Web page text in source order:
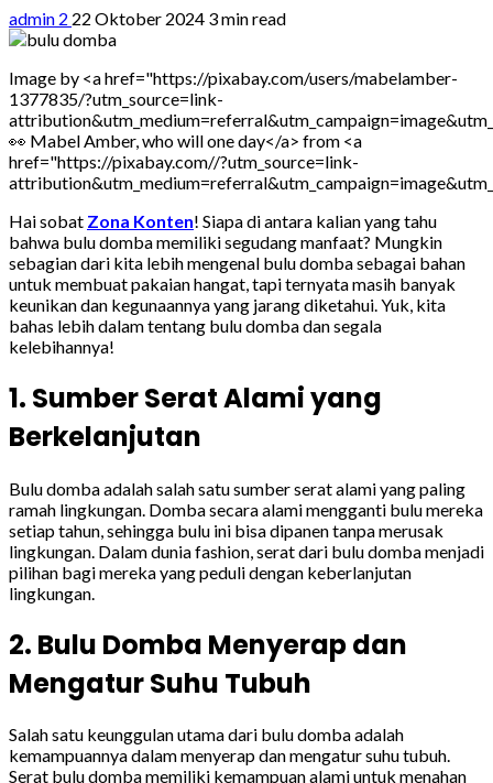
admin 2 22 Oktober 2024 3 min read
Image by <a href="https://pixabay.com/users/mabelamber-
1377835/?utm_source=link-
👀 Mabel Amber, who will one day</a> from <a
href="https://pixabay.com//?utm_source=link-
Hai sobat Zona Konten! Siapa di antara kalian yang tahu
bahwa bulu domba memiliki segudang manfaat? Mungkin
sebagian dari kita lebih mengenal bulu domba sebagai bahan
untuk membuat pakaian hangat, tapi ternyata masih banyak
keunikan dan kegunaannya yang jarang diketahui. Yuk, kita
bahas lebih dalam tentang bulu domba dan segala
kelebihannya!
1. Sumber Serat Alami yang
Berkelanjutan
Bulu domba adalah salah satu sumber serat alami yang paling
ramah lingkungan. Domba secara alami mengganti bulu mereka
setiap tahun, sehingga bulu ini bisa dipanen tanpa merusak
lingkungan. Dalam dunia fashion, serat dari bulu domba menjadi
pilihan bagi mereka yang peduli dengan keberlanjutan
lingkungan.
2. Bulu Domba Menyerap dan
Mengatur Suhu Tubuh
Salah satu keunggulan utama dari bulu domba adalah
kemampuannya dalam menyerap dan mengatur suhu tubuh.
Serat bulu domba memiliki kemampuan alami untuk menahan